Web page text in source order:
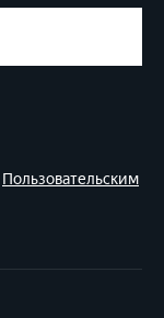
Пользовательским